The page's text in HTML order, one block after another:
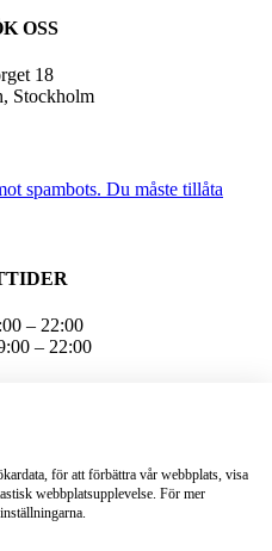
OSS
18
Stockholm
spambots. Du måste tillåta
– 22:00
– 22:00
för att förbättra vår webbplats, visa
webbplatsupplevelse. För mer